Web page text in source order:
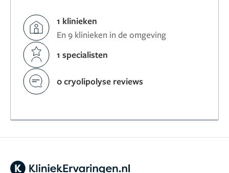
1 klinieken
En 9 klinieken in de omgeving
1 specialisten
0 cryolipolyse reviews